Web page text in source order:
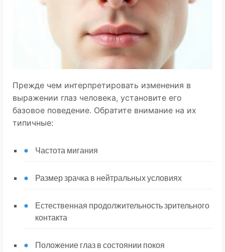
Прежде чем интерпретировать изменения в
выражении глаз человека, установите его
базовое поведение. Обратите внимание на их
типичные:
Частота мигания
Размер зрачка в нейтральных условиях
Естественная продолжительность зрительного
контакта
Положение глаз в состоянии покоя